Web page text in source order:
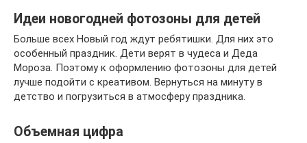
Идеи новогодней фотозоны для детей
Больше всех Новый год ждут ребятишки. Для них это
особенный праздник. Дети верят в чудеса и Деда
Мороза. Поэтому к оформлению фотозоны для детей
лучше подойти с креативом. Вернуться на минуту в
детство и погрузиться в атмосферу праздника.
Объемная цифра